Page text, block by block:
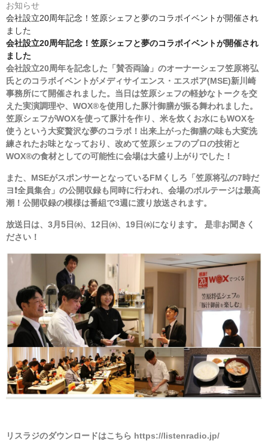
WOX美酸素頭皮ケア
化粧品によるQOLアップと
知っておきたいルール
大辻まい子の相談室
普及啓発
文献紹介
有用な毛細血管観察方法
「息苦しい方」へ
書籍販売
お知らせ
会社設立20周年記念！笠原シェフと夢のコラボイベントが開催され
ました
会社設立20周年記念！笠原シェフと夢のコラボイベントが開催され
ました
会社設立20周年を記念した「賛否両論」のオーナーシェフ笠原将弘
氏とのコラボイベントがメディサイエンス・エスポア(MSE)新川崎
事務所にて開催されました。当日は笠原シェフの軽妙なトークを交
えた実演調理や、WOX®を使用した豚汁御膳が振る舞われました。
笠原シェフがWOXを使って豚汁を作り、米を炊くお水にもWOXを
使うという大変贅沢な夢のコラボ！出来上がった御膳の味も大変洗
練されたお味となっており、改めて笠原シェフのプロの技術と
WOX®の食材としての可能性に会場は大盛り上がりでした！
また、MSEがスポンサーとなっているFMくしろ「笠原将弘の7時だ
ヨ❗️全員集合」の公開収録も同時に行われ、会場のボルテージは最高
潮！公開収録の模様は番組で3週に渡り放送されます。
放送日は、3月5日㈬、12日㈬、19日㈬になります。 是非お聞きく
ださい！
リスラジのダウンロードはこちら https://listenradio.jp/